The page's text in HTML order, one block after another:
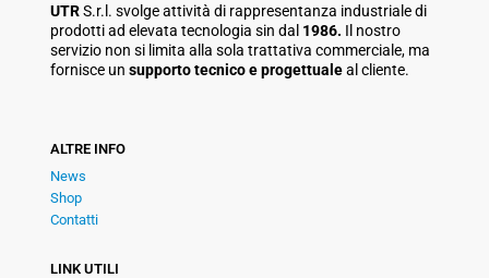
UTRS.r.l. svolge attività di rappresentanza industriale di
prodotti ad elevata tecnologia sin dal 1986. Il nostro
servizio non si limita alla sola trattativa commerciale, ma
fornisce un supporto tecnico e progettualeal cliente.
ALTRE INFO
News
Shop
Contatti
LINK UTILI